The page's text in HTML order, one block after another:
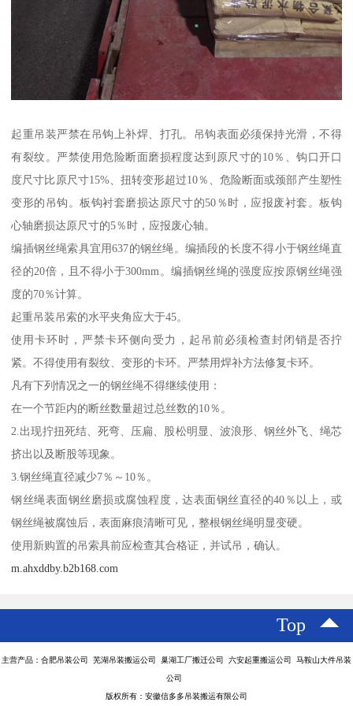
起重吊装严禁在吊钩上补焊、打孔。吊钩表面必须保持光滑，不得
有裂纹。严禁使用危险断面磨损程度达到原尺寸的10％、钩口开口
度尺寸比原尺寸15%、扭转变形超过10％、危险断面或颈部产生塑性
变形的吊钩。板钩衬套磨损达原尺寸的50％时，应报废衬套。板钩
心轴磨损达原尺寸的5％时，应报废心轴。
编插钢丝绳索具宜用637的钢丝绳。编插段的长度不得小于钢丝绳直
径的20倍，且不得小于300mm。编插钢丝绳的强度应按原钢丝绳强
度的70％计算。
起重吊装吊索的水平夹角应大于45。
使用卡环时，严禁卡环侧向受力，起吊前必须检查封闭销是否拧
紧。不得使用有裂纹、变形的卡环。严禁用焊补方法修复卡环。
凡有下列情况之一的钢丝绳不得继续使用：
在一个节距内的断丝数量超过总丝数的10％。
2.出现拧扭死结、死弯、压扁、股松明显、波浪形、钢丝外飞、绳芯
挤出以及断股等现象。
3.钢丝绳直径减少7％～10％。
钢丝绳表面钢丝磨损或腐蚀程度，达表面钢丝直径的40％以上，或
钢丝绳被腐蚀后，表面麻痕清晰可见，整根钢丝绳明显变硬。
使用新购置的吊索具前应检查其合格证，并试吊，确认。
m.ahxddby.b2b168.com
Top
主营产品：合肥吊装公司 芜湖吊装搬运公司 巢湖工厂搬迁公司 六安起重搬运公司 马鞍山大件吊装
公司
版权所有：安徽信多多吊装搬运有限公司